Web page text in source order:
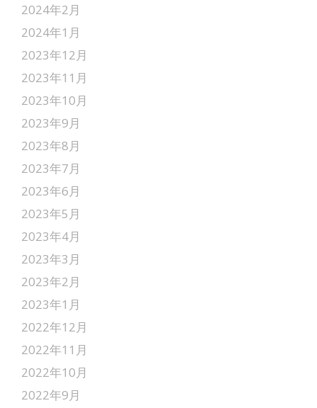
2024年2月
2024年1月
2023年12月
2023年11月
2023年10月
2023年9月
2023年8月
2023年7月
2023年6月
2023年5月
2023年4月
2023年3月
2023年2月
2023年1月
2022年12月
2022年11月
2022年10月
2022年9月